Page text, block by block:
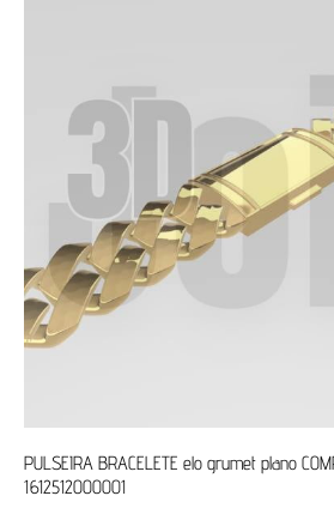
PULSEIRA BRACELETE elo grumet plano
1612512000001